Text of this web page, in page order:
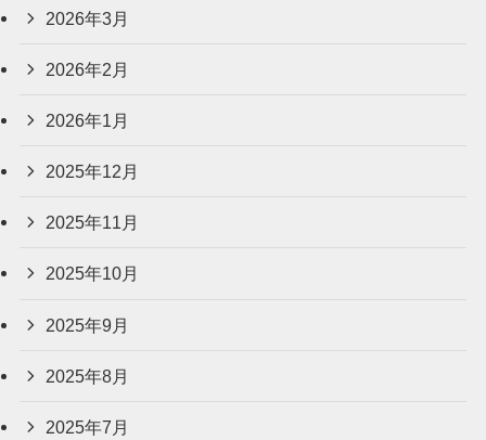
2026年3月
2026年2月
2026年1月
2025年12月
2025年11月
2025年10月
2025年9月
2025年8月
2025年7月